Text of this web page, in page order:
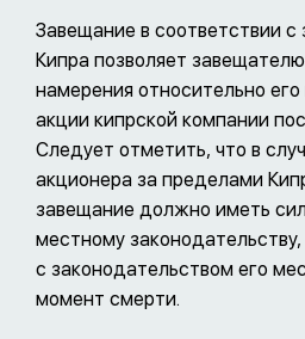
Завещание в соответствии с
Кипра позволяет
намерения относительно
акции кипрской компании
Следует отметить, что в
акционера за пределами
завещание должно иметь
местному
с законодательством его
момент смерти.